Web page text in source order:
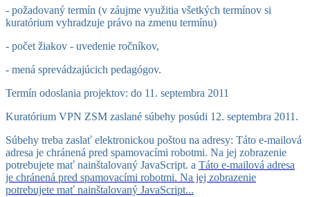
- požadovaný termín (v záujme využitia všetkých termínov si
kuratórium vyhradzuje právo na zmenu termínu)
- počet žiakov - uvedenie ročníkov,
- mená sprevádzajúcich pedagógov.
Termín odoslania projektov: do 11. septembra 2011
Kuratórium VPN ZSM zaslané súbehy posúdi 12. septembra 2011.
Súbehy treba zaslať elektronickou poštou na adresy: Táto e-mailová
adresa je chránená pred spamovacími robotmi. Na jej zobrazenie
potrebujete mať nainštalovaný JavaScript. a Táto e-mailová adresa
je chránená pred spamovacími robotmi. Na jej zobrazenie
potrebujete mať nainštalovaný JavaScript...